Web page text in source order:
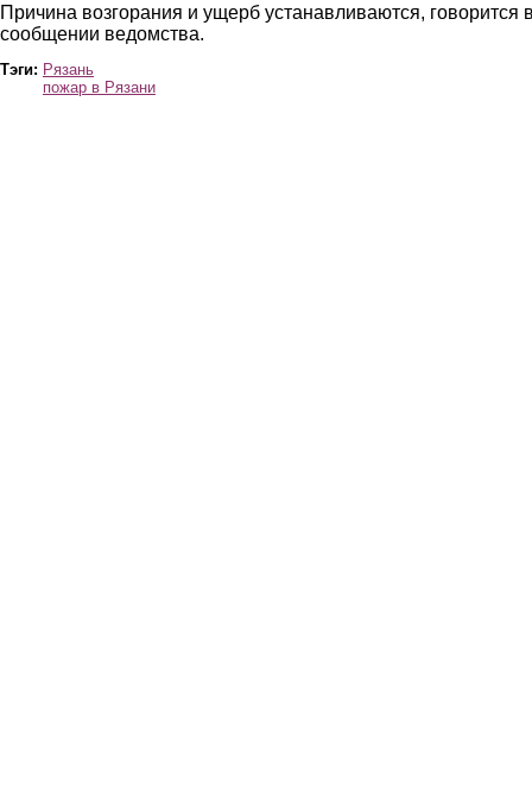
Причина возгорания и ущерб устанавливаются, говорится
сообщении ведомства.
Тэги: Рязань
пожар в Рязани